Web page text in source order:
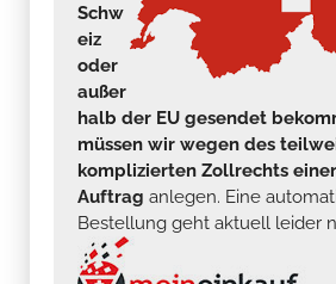
Schw
eiz
oder
außer
halb der EU gesendet
müssen wir wegen des
komplizierten Zollrechts
Auftrag anlegen. Eine
Bestellung geht aktuell leider